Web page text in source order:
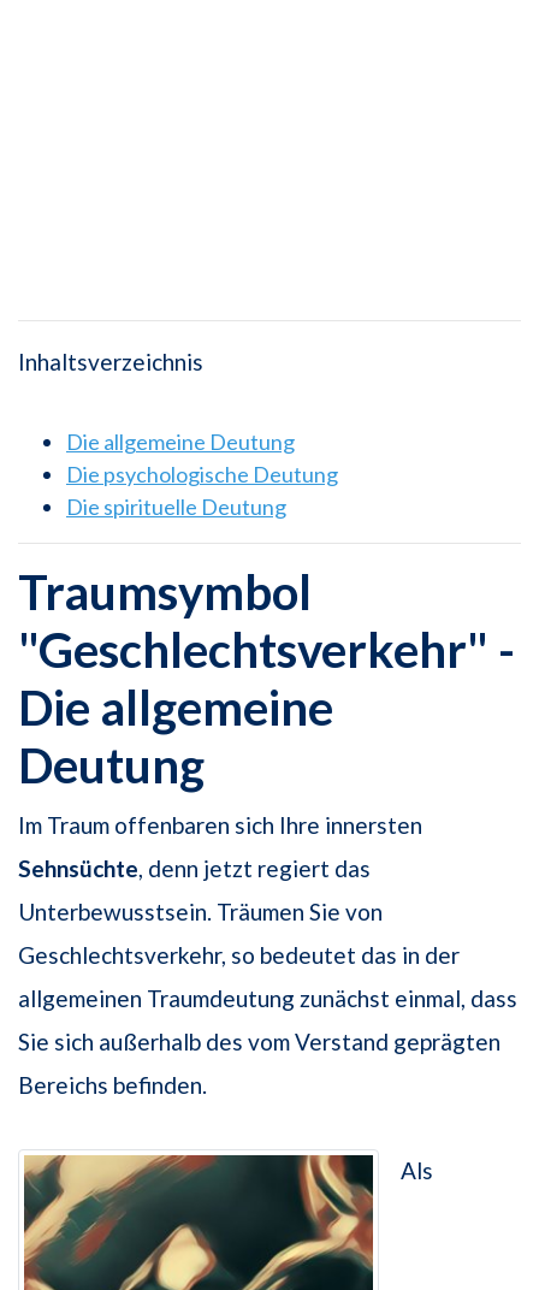
Inhaltsverzeichnis
Die allgemeine Deutung
Die psychologische Deutung
Die spirituelle Deutung
Traumsymbol
"Geschlechtsverkehr" -
Die allgemeine
Deutung
Im Traum offenbaren sich Ihre innersten
Sehnsüchte , denn jetzt regiert das
Unterbewusstsein. Träumen Sie von
Geschlechtsverkehr, so bedeutet das in der
allgemeinen Traumdeutung zunächst einmal, dass
Sie sich außerhalb des vom Verstand geprägten
Bereichs befinden.
Als